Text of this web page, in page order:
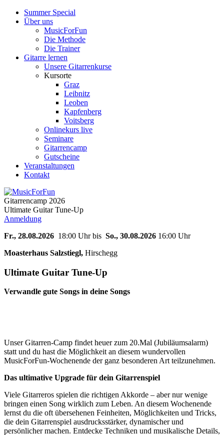
Summer Special
Über uns
MusicForFun
Die Methode
Die Trainer
Gitarre lernen
Unsere Gitarrenkurse
Kursorte
Graz
Leibnitz
Leoben
Kapfenberg
Voitsberg
Onlinekurs live
Seminare
Gitarrencamp
Gutscheine
Veranstaltungen
Kontakt
Gitarrencamp 2026
Ultimate Guitar Tune-Up
Anmeldung
Fr., 28.08.2026 18:00 Uhr bis So., 30.08.2026 16:00 Uhr
Moasterhaus Salzstiegl, Hirschegg
Ultimate Guitar Tune-Up
Verwandle gute Songs in deine Songs
Unser Gitarren-Camp findet heuer zum 20.Mal (Jubiläumsalarm)
statt und du hast die Möglichkeit an diesem wundervollen
MusicForFun-Wochenende der ganz besonderen Art teilzunehmen.
Das ultimative Upgrade für dein Gitarrenspiel
Viele Gitarreros spielen die richtigen Akkorde – aber nur wenige
bringen einen Song wirklich zum Leben. An diesem Wochenende
lernst du die oft übersehenen Feinheiten, Möglichkeiten und Tricks,
die dein Gitarrenspiel ausdrucksstärker, dynamischer und
persönlicher machen. Entdecke Techniken und musikalische Details,